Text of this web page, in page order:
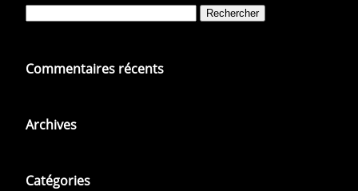
Commentaires récents
Archives
Catégories